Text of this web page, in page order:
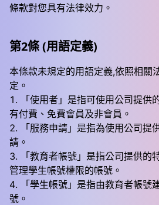
條款對您具有法律效力。
第2條 (用語定義)
本條款未規定的用語定義,依照相關
定。
「使用者」是指可使用公司提供
有付費、免費會員及非會員。
「服務申請」是指為使用公司提
請。
「教育者帳號」是指公司提供的
管理學生帳號權限的帳號。
「學生帳號」是指由教育者帳號
號。